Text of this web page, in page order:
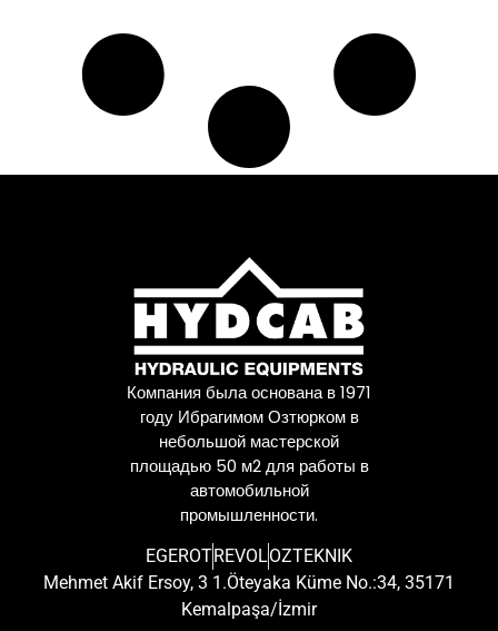
Компания была основана в 1971
году Ибрагимом Озтюрком в
небольшой мастерской
площадью 50 м2 для работы в
автомобильной
промышленности.
EGEROTREVOLOZTEKNIK
Mehmet Akif Ersoy, 3 1.Öteyaka Küme No.:34, 35171
Kemalpaşa/İzmir